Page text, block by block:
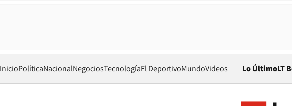
InicioPolíticaNacionalNegociosTecnologíaEl DeportivoMundoVideos Lo ÚltimoLT